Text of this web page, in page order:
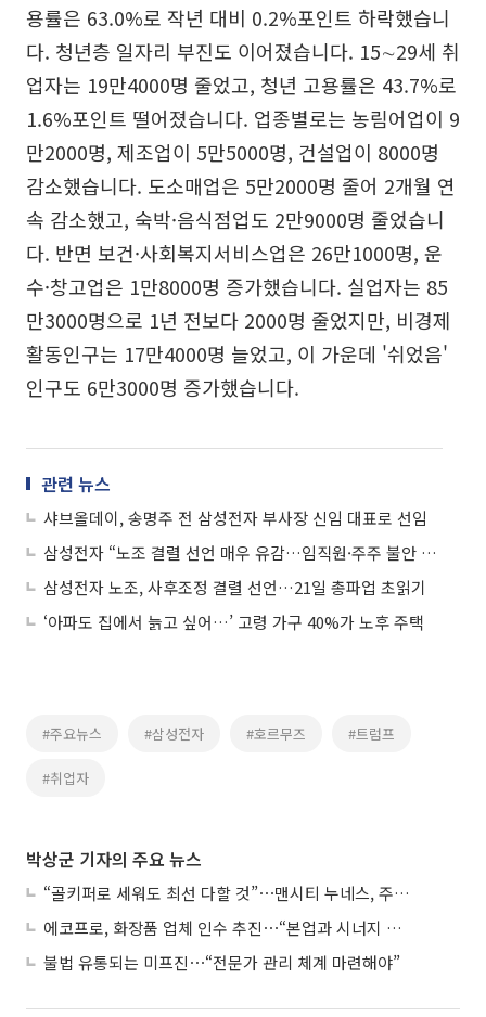
용률은 63.0%로 작년 대비 0.2%포인트 하락했습니
다. 청년층 일자리 부진도 이어졌습니다. 15∼29세 취
업자는 19만4000명 줄었고, 청년 고용률은 43.7%로
1.6%포인트 떨어졌습니다. 업종별로는 농림어업이 9
만2000명, 제조업이 5만5000명, 건설업이 8000명
감소했습니다. 도소매업은 5만2000명 줄어 2개월 연
속 감소했고, 숙박·음식점업도 2만9000명 줄었습니
다. 반면 보건·사회복지서비스업은 26만1000명, 운
수·창고업은 1만8000명 증가했습니다. 실업자는 85
만3000명으로 1년 전보다 2000명 줄었지만, 비경제
활동인구는 17만4000명 늘었고, 이 가운데 '쉬었음'
인구도 6만3000명 증가했습니다.
관련 뉴스
샤브올데이, 송명주 전 삼성전자 부사장 신임 대표로 선임
삼성전자 “노조 결렬 선언 매우 유감…임직원·주주 불안 커져”
삼성전자 노조, 사후조정 결렬 선언…21일 총파업 초읽기
‘아파도 집에서 늙고 싶어…’ 고령 가구 40%가 노후 주택
#주요뉴스 #삼성전자 #호르무즈 #트럼프
#취업자
박상군 기자의 주요 뉴스
“골키퍼로 세워도 최선 다할 것”⋯맨시티 누네스, 주전 경쟁 각오
에코프로, 화장품 업체 인수 추진⋯“본업과 시너지 부족”
불법 유통되는 미프진⋯“전문가 관리 체계 마련해야”